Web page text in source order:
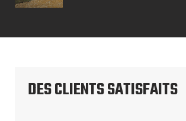
DES CLIENTS SATISFAITS